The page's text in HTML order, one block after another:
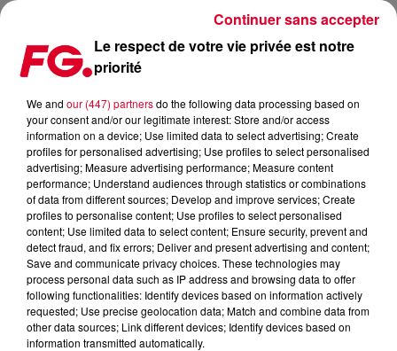
L'ARRIVÉE DES CLUBS DANS LES ANNÉES 80
Publié : 19 octobre 2022 à 13h06 par Sophie DIAS
Le respect de votre vie privée est notre
priorité
We and our (447) partnersdo the following data processing based on
your consent and/or our legitimate interest: Store and/or access
information on a device; Use limited data to select advertising; Create
profiles for personalised advertising; Use profiles to select personalised
advertising; Measure advertising performance; Measure content
performance; Understand audiences through statistics or combinations
of data from different sources; Develop and improve services; Create
profiles to personalise content; Use profiles to select personalised
content; Use limited data to select content; Ensure security, prevent and
detect fraud, and fix errors; Deliver and present advertising and content;
Save and communicate privacy choices. These technologies may
process personal data such as IP address and browsing data to offer
following functionalities: Identify devices based on information actively
requested; Use precise geolocation data; Match and combine data from
other data sources; Link different devices; Identify devices based on
information transmitted automatically.
Continuer sans accepter